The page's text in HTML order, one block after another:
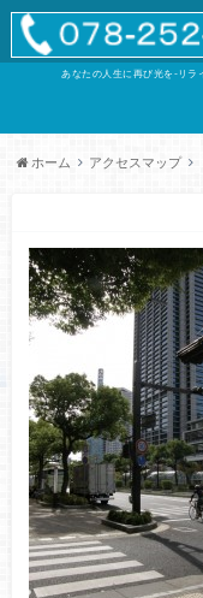
あなたの人生に再び光を-リラ
ホーム アクセスマップ